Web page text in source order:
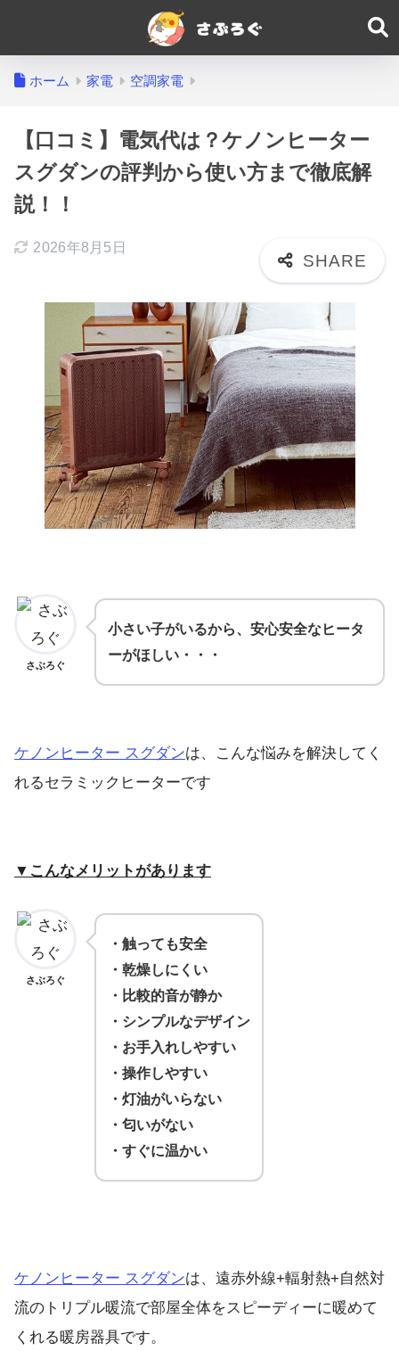
ホーム 家電 空調家電
【口コミ】電気代は？ケノンヒーター
スグダンの評判から使い方まで徹底解
説！！
2026年8月5日
さぶろぐ
小さい子がいるから、安心安全なヒータ
ーがほしい・・・
ケノンヒーター スグダンは、こんな悩みを解決してく
れるセラミックヒーターです
▼こんなメリットがあります
さぶろぐ
・触っても安全
・ 乾燥しにくい
・ 比較的音が静か
・ シンプルなデザイン
・ お手入れしやすい
・ 操作しやすい
・灯油がいらない
・匂いがない
・すぐに温かい
ケノンヒーター スグダンは、遠赤外線+輻射熱+自然対
流のトリプル暖流で部屋全体をスピーディーに暖めて
くれる暖房器具です。